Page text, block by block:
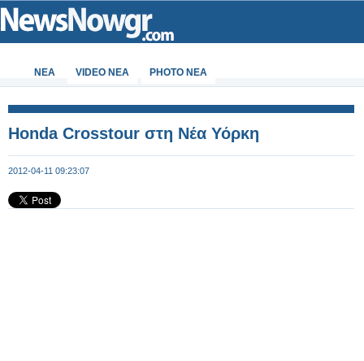
ΝΕΑ VIDEO NEA PHOTO NEA
Honda Crosstour στη Νέα Υόρκη
2012-04-11 09:23:07